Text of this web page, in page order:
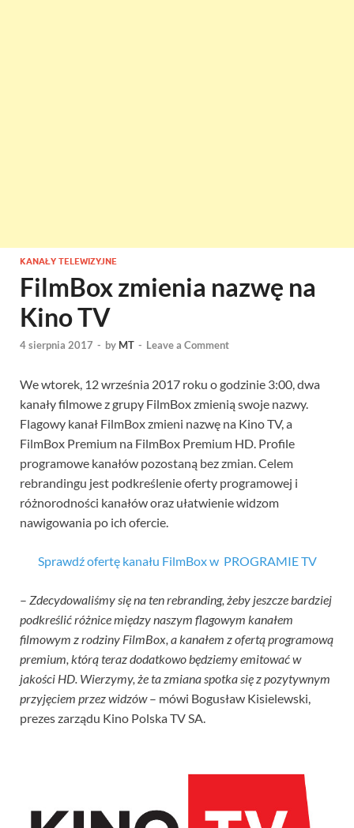
KANAŁY TELEWIZYJNE
FilmBox zmienia nazwę na
Kino TV
4 sierpnia 2017 - by MT - Leave a Comment
We wtorek, 12 września 2017 roku o godzinie 3:00, dwa
kanały filmowe z grupy FilmBox zmienią swoje nazwy.
Flagowy kanał FilmBox zmieni nazwę na Kino TV, a
FilmBox Premium na FilmBox Premium HD. Profile
programowe kanałów pozostaną bez zmian. Celem
rebrandingu jest podkreślenie oferty programowej i
różnorodności kanałów oraz ułatwienie widzom
nawigowania po ich ofercie.
Sprawdź ofertę kanału FilmBox w PROGRAMIE TV
– Zdecydowaliśmy się na ten rebranding, żeby jeszcze bardziej
podkreślić różnice między naszym flagowym kanałem
filmowym z rodziny FilmBox, a kanałem z ofertą programową
premium, którą teraz dodatkowo będziemy emitować w
jakości HD. Wierzymy, że ta zmiana spotka się z pozytywnym
przyjęciem przez widzów– mówi Bogusław Kisielewski,
prezes zarządu Kino Polska TV SA.